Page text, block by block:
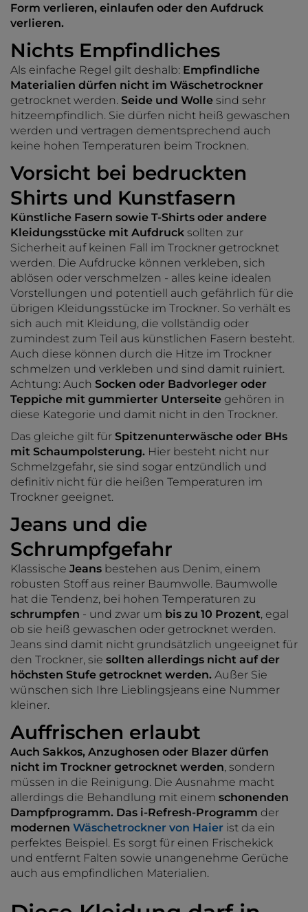
Form verlieren, einlaufen oder den Aufdruck
verlieren.
Nichts Empfindliches
Als einfache Regel gilt deshalb: Empfindliche
Materialien dürfen nicht im Wäschetrockner
getrocknet werden. Seide und Wolle sind sehr
hitzeempfindlich. Sie dürfen nicht heiß gewaschen
werden und vertragen dementsprechend auch
keine hohen Temperaturen beim Trocknen.
Vorsicht bei bedruckten
Shirts und Kunstfasern
Künstliche Fasern sowie T-Shirts oder andere
Kleidungsstücke mit Aufdruck sollten zur
Sicherheit auf keinen Fall im Trockner getrocknet
werden. Die Aufdrucke können verkleben, sich
ablösen oder verschmelzen - alles keine idealen
Vorstellungen und potentiell auch gefährlich für die
übrigen Kleidungsstücke im Trockner. So verhält es
sich auch mit Kleidung, die vollständig oder
zumindest zum Teil aus künstlichen Fasern besteht.
Auch diese können durch die Hitze im Trockner
schmelzen und verkleben und sind damit ruiniert.
Achtung: Auch Socken oder Badvorleger oder
Teppiche mit gummierter Unterseite gehören in
diese Kategorie und damit nicht in den Trockner.
Das gleiche gilt für Spitzenunterwäsche oder BHs
mit Schaumpolsterung. Hier besteht nicht nur
Schmelzgefahr, sie sind sogar entzündlich und
definitiv nicht für die heißen Temperaturen im
Trockner geeignet.
Jeans und die
Schrumpfgefahr
Klassische Jeans bestehen aus Denim, einem
robusten Stoff aus reiner Baumwolle. Baumwolle
hat die Tendenz, bei hohen Temperaturen zu
schrumpfen - und zwar um bis zu 10 Prozent, egal
ob sie heiß gewaschen oder getrocknet werden.
Jeans sind damit nicht grundsätzlich ungeeignet für
den Trockner, sie sollten allerdings nicht auf der
höchsten Stufe getrocknet werden. Außer Sie
wünschen sich Ihre Lieblingsjeans eine Nummer
kleiner.
Auffrischen erlaubt
Auch Sakkos, Anzughosen oder Blazer dürfen
nicht im Trockner getrocknet werden, sondern
müssen in die Reinigung. Die Ausnahme macht
allerdings die Behandlung mit einem schonenden
Dampfprogramm. Das i-Refresh-Programm der
modernen Wäschetrockner von Haier ist da ein
perfektes Beispiel. Es sorgt für einen Frischekick
und entfernt Falten sowie unangenehme Gerüche
auch aus empfindlichen Materialien.